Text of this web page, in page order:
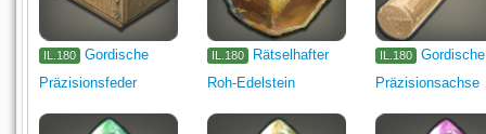
IL.180
Gordische
Präzisionsfeder
IL.180
Rätselhafter
Roh-Edelstein
IL.180
Gordische
Präzisionsachse